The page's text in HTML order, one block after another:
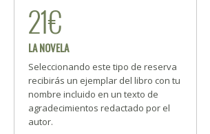
21€
LA NOVELA
Seleccionando este tipo de reserva
recibirás un ejemplar del libro con tu
nombre incluido en un texto de
agradecimientos redactado por el
autor.